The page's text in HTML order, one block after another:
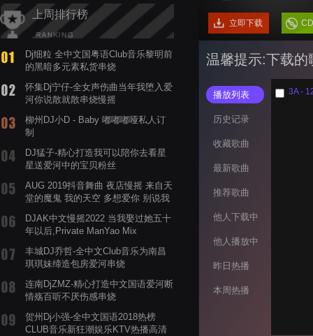
上周排行榜
Dj细粒 全中文国粤语Club音乐黎明前
的黑暗多元素私货串烧
怀集Dj宁仔-全女声伤曲当年我堕入爱
河你说散就散串烧慢摇
柳州DJ小D - Baby 嘟嘟嘟哑私人订
制
DJ猛子-精心打造我可以陪你去看星
星送爱河中的宝贝粉丝
AUG 2019抖音舞曲 夜店慢摇 来自天
堂的魔鬼 我的天空 多想爱你 别说我
DJAK中文慢摇2022 当我娶过她五十
年以后,Private ManYao Mix
丰城DJ乔哲-全中文Club音乐为南昌
琪琪妹缔造包房爱河串烧
连南DjZMZ-精心打造中文国语爱河断
情殇百听不厌伤感串烧
贺州Dj小强-全中文国语2018热榜
CLUB音乐新狂潮娱乐KTV热播高清
立即下载
温馨提示:下载的
播放列表
历史记录
收藏歌曲
最新歌曲
推荐歌曲
他人下载中
他人播放中
昨日热播
本周热播
3A -